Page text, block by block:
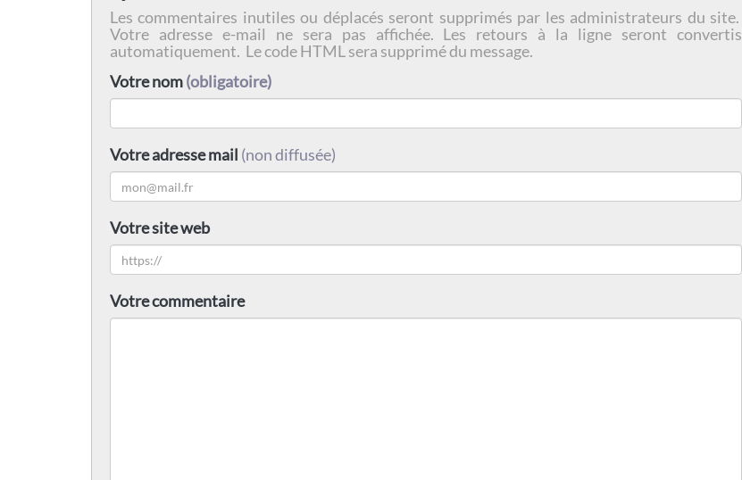
Les commentaires inutiles ou déplacés seront supprimés par les administrateurs du site.
Votre adresse e-mail ne sera pas affichée. Les retours à la ligne seront convertis
automatiquement. Le code HTML sera supprimé du message.
Votre nom(obligatoire)
Votre adresse mail (non diffusée)
Votre site web
Votre commentaire